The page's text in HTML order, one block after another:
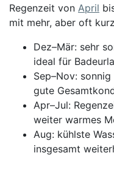
Regenzeit von April
mit mehr, aber oft
Dez–Mär: sehr
ideal für
Sep–Nov:
gute
Apr–Jul:
weiter warmes
Aug: kühlste
insgesamt